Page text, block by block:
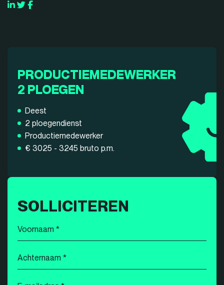
SOLLICITEREN
Voornaam
*
Achternaam
*
PRODUCTIEMEDEWERKER
2 PLOEGEN
Deest
2 ploegendienst
Productiemedewerker
€ 3025 - 3245 bruto p.m.